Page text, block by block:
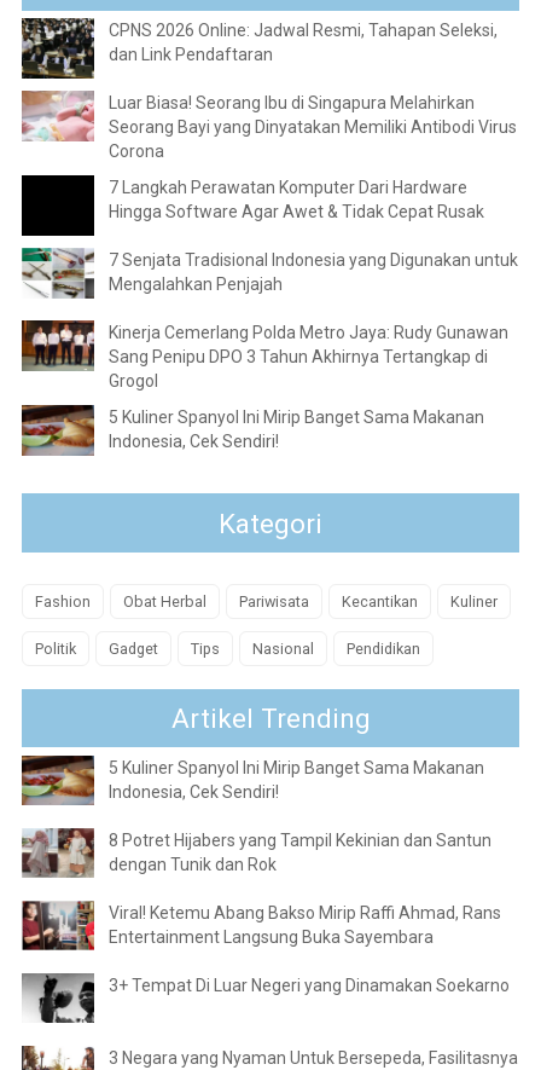
CPNS 2026 Online: Jadwal Resmi, Tahapan Seleksi,
dan Link Pendaftaran
Luar Biasa! Seorang Ibu di Singapura Melahirkan
Seorang Bayi yang Dinyatakan Memiliki Antibodi Virus
Corona
7 Langkah Perawatan Komputer Dari Hardware
Hingga Software Agar Awet & Tidak Cepat Rusak
7 Senjata Tradisional Indonesia yang Digunakan untuk
Mengalahkan Penjajah
Kinerja Cemerlang Polda Metro Jaya: Rudy Gunawan
Sang Penipu DPO 3 Tahun Akhirnya Tertangkap di
Grogol
5 Kuliner Spanyol Ini Mirip Banget Sama Makanan
Indonesia, Cek Sendiri!
Kategori
Fashion Obat Herbal Pariwisata Kecantikan Kuliner
Politik Gadget Tips Nasional Pendidikan
Artikel Trending
5 Kuliner Spanyol Ini Mirip Banget Sama Makanan
Indonesia, Cek Sendiri!
8 Potret Hijabers yang Tampil Kekinian dan Santun
dengan Tunik dan Rok
Viral! Ketemu Abang Bakso Mirip Raffi Ahmad, Rans
Entertainment Langsung Buka Sayembara
3+ Tempat Di Luar Negeri yang Dinamakan Soekarno
3 Negara yang Nyaman Untuk Bersepeda, Fasilitasnya